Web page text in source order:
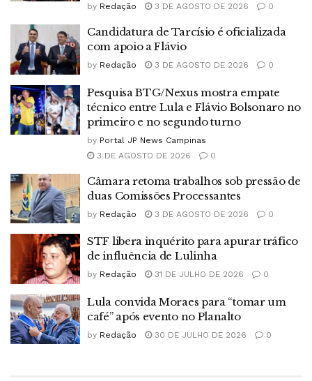
by Redação 3 DE AGOSTO DE 2026 0
Candidatura de Tarcísio é oficializada
com apoio a Flávio
by Redação 3 DE AGOSTO DE 2026 0
Pesquisa BTG/Nexus mostra empate
técnico entre Lula e Flávio Bolsonaro no
primeiro e no segundo turno
by Portal JP News Campinas
3 DE AGOSTO DE 2026
0
Câmara retoma trabalhos sob pressão de
duas Comissões Processantes
by Redação 3 DE AGOSTO DE 2026 0
STF libera inquérito para apurar tráfico
de influência de Lulinha
by Redação 31 DE JULHO DE 2026 0
Lula convida Moraes para “tomar um
café” após evento no Planalto
by Redação 30 DE JULHO DE 2026 0